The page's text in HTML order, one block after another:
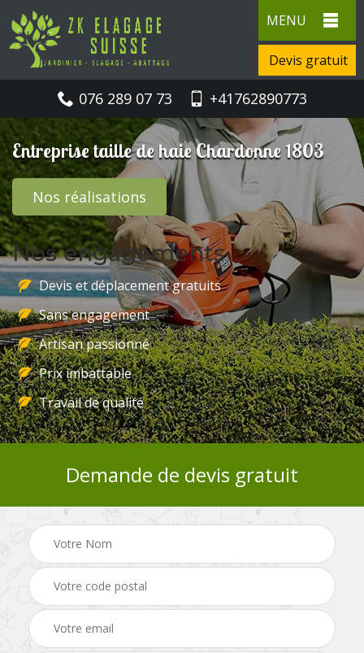
MENU
Devis gratuit
076 289 07 73 +41762890773
Entreprise taille de haie Chardonne 1803
Nos réalisations
Nos engagements
Devis et déplacement gratuits
Sans engagement
Artisan passionné
Prix imbattable
Travail de qualité
Demande de devis gratuit